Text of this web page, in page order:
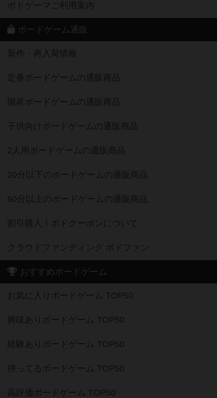
ボドゲーマご利用案内
ボードゲーム通販
新作・再入荷情報
定番ボードゲームの通販商品
国産ボードゲームの通販商品
子供向けボードゲームの通販商品
2人用ボードゲームの通販商品
20分以下のボードゲームの通販商品
60分以上のボードゲームの通販商品
割引購入！ボドクーポンについて
クラウドファンディング ボドファン
おすすめボードゲーム
お気に入りボードゲーム TOP50
興味ありボードゲーム TOP50
経験ありボードゲーム TOP50
持ってるボードゲーム TOP50
高評価ボードゲーム TOP50